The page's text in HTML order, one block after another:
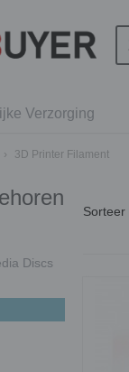
Verzorging
› 3D Printer Filament
Discs